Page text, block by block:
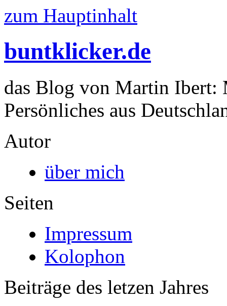
zum Hauptinhalt
buntklicker.de
das Blog von Martin Ibert:
Persönliches aus
Autor
über mich
Seiten
Impressum
Kolophon
Beiträge des letzen Jahres